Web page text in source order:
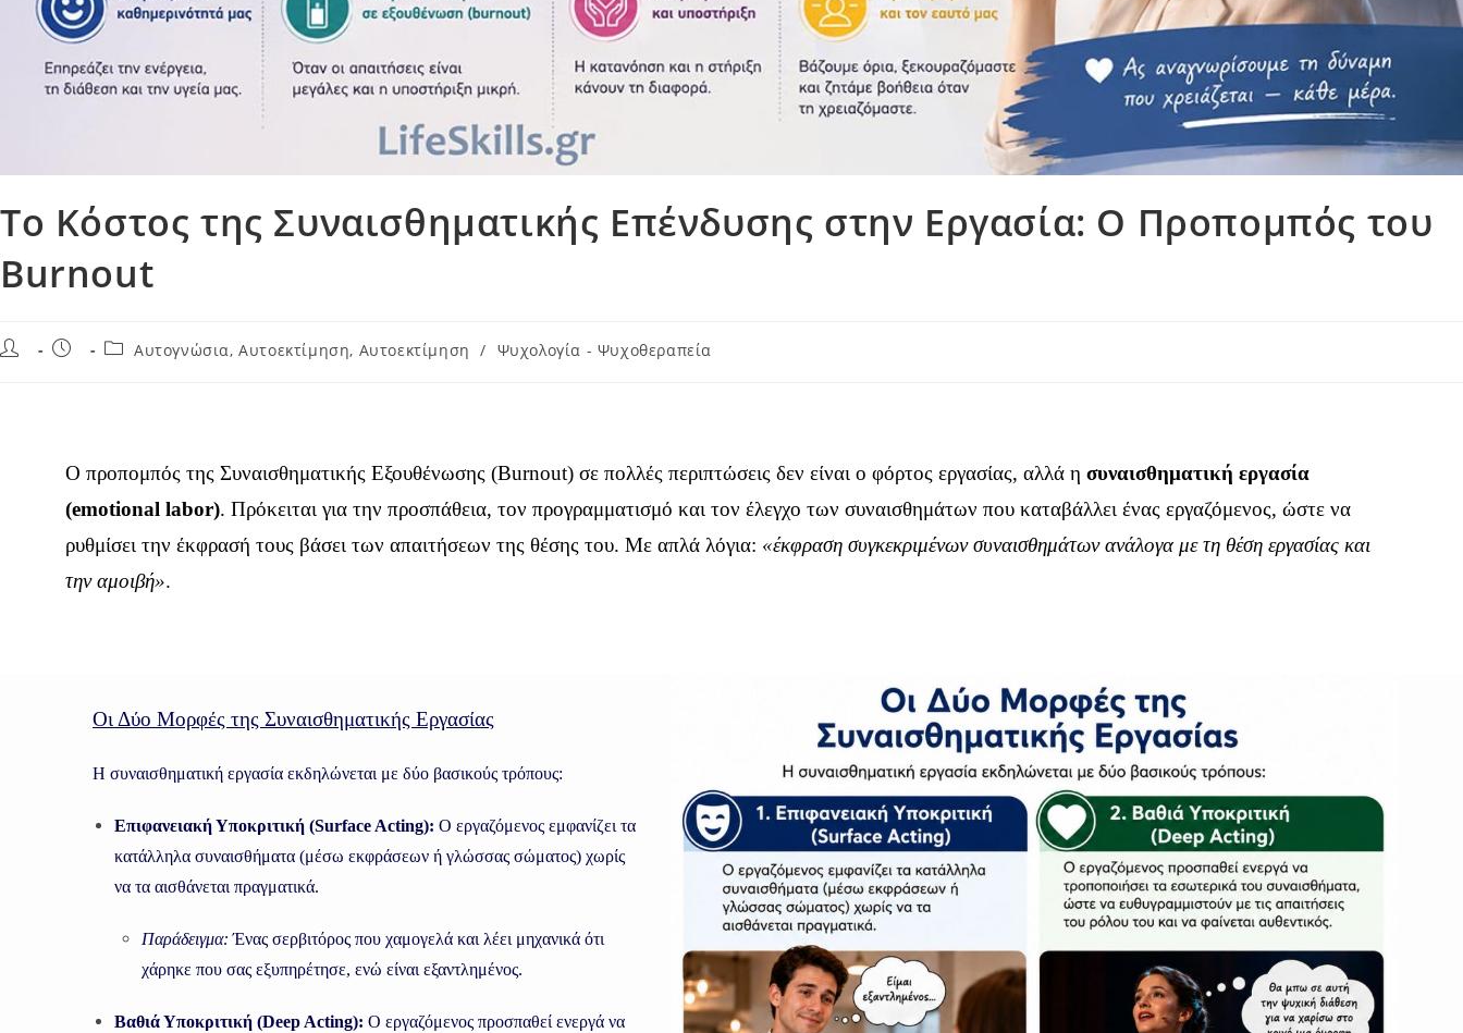
Το Κόστος της Συναισθηματικής Επένδυσης στην Εργασία: Ο Προπομπός του
Burnout
Αυτογνώσια, Αυτοεκτίμηση, Αυτοεκτίμηση / Ψυχολογία - Ψυχοθεραπεία
Ο προπομπός της Συναισθηματικής Εξουθένωσης (Burnout) σε πολλές περιπτώσεις δεν είναι ο φόρτος εργασίας, αλλά η συναισθηματική εργασία
(emotional labor). Πρόκειται για την προσπάθεια, τον προγραμματισμό και τον έλεγχο των συναισθημάτων που καταβάλλει ένας εργαζόμενος, ώστε να
ρυθμίσει την έκφρασή τους βάσει των απαιτήσεων της θέσης του. Με απλά λόγια: «έκφραση συγκεκριμένων συναισθημάτων ανάλογα με τη θέση εργασίας και
την αμοιβή».
Οι Δύο Μορφές της Συναισθηματικής Εργασίας
Η συναισθηματική εργασία εκδηλώνεται με δύο βασικούς τρόπους:
Επιφανειακή Υποκριτική (Surface Acting): Ο εργαζόμενος εμφανίζει τα
κατάλληλα συναισθήματα (μέσω εκφράσεων ή γλώσσας σώματος) χωρίς
να τα αισθάνεται πραγματικά.
Παράδειγμα: Ένας σερβιτόρος που χαμογελά και λέει μηχανικά ότι
χάρηκε που σας εξυπηρέτησε, ενώ είναι εξαντλημένος.
Βαθιά Υποκριτική (Deep Acting): Ο εργαζόμενος προσπαθεί ενεργά να